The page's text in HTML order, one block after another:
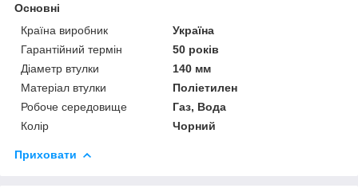
Основні
Країна виробник
Україна
Гарантійний термін
50 років
Діаметр втулки
140 мм
Матеріал втулки
Поліетилен
Робоче середовище
Газ, Вода
Колір
Чорний
Приховати